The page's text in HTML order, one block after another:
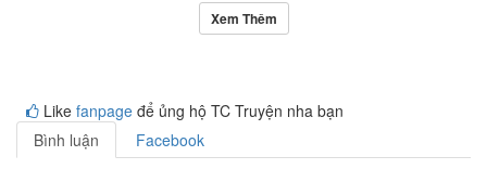
Xem Thêm
Like fanpage để ủng hộ TC Truyện nha bạn
Bình luận
Facebook